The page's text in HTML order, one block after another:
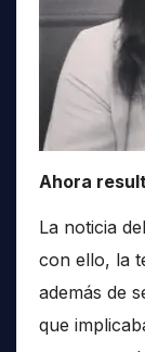
Ahora
La noticia
con ello, la
además de
que